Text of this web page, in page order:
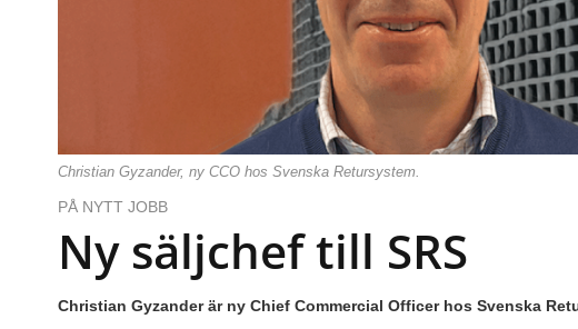
Christian Gyzander, ny CCO hos Svenska Retursystem.
PÅ NYTT JOBB
Ny säljchef till SRS
Christian Gyzander är ny Chief Commercial Officer hos Svenska